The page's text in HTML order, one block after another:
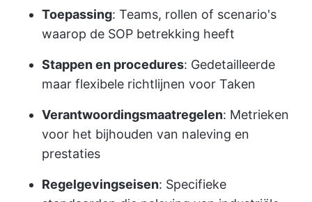
Toepassing: Teams, rollen of scenario's
waarop de SOP betrekking heeft
Stappen en procedures: Gedetailleerde
maar flexibele richtlijnen voor Taken
Verantwoordingsmaatregelen: Metrieken
voor het bijhouden van naleving en
prestaties
Regelgevingseisen: Specifieke